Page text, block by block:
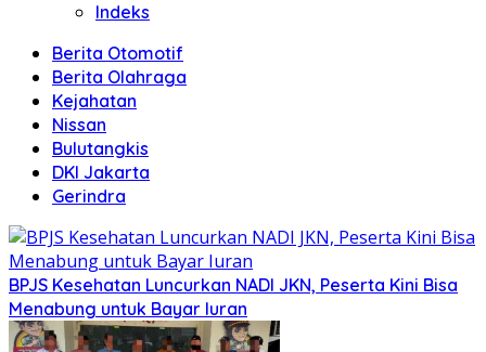
Indeks
Berita Otomotif
Berita Olahraga
Kejahatan
Nissan
Bulutangkis
DKI Jakarta
Gerindra
BPJS Kesehatan Luncurkan NADI JKN, Peserta Kini Bisa
Menabung untuk Bayar Iuran